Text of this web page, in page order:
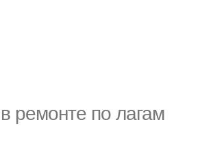
ремонте по лагам